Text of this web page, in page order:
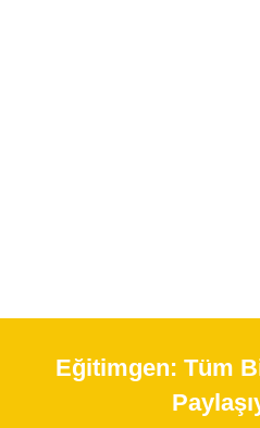
Eğitimgen: Tüm